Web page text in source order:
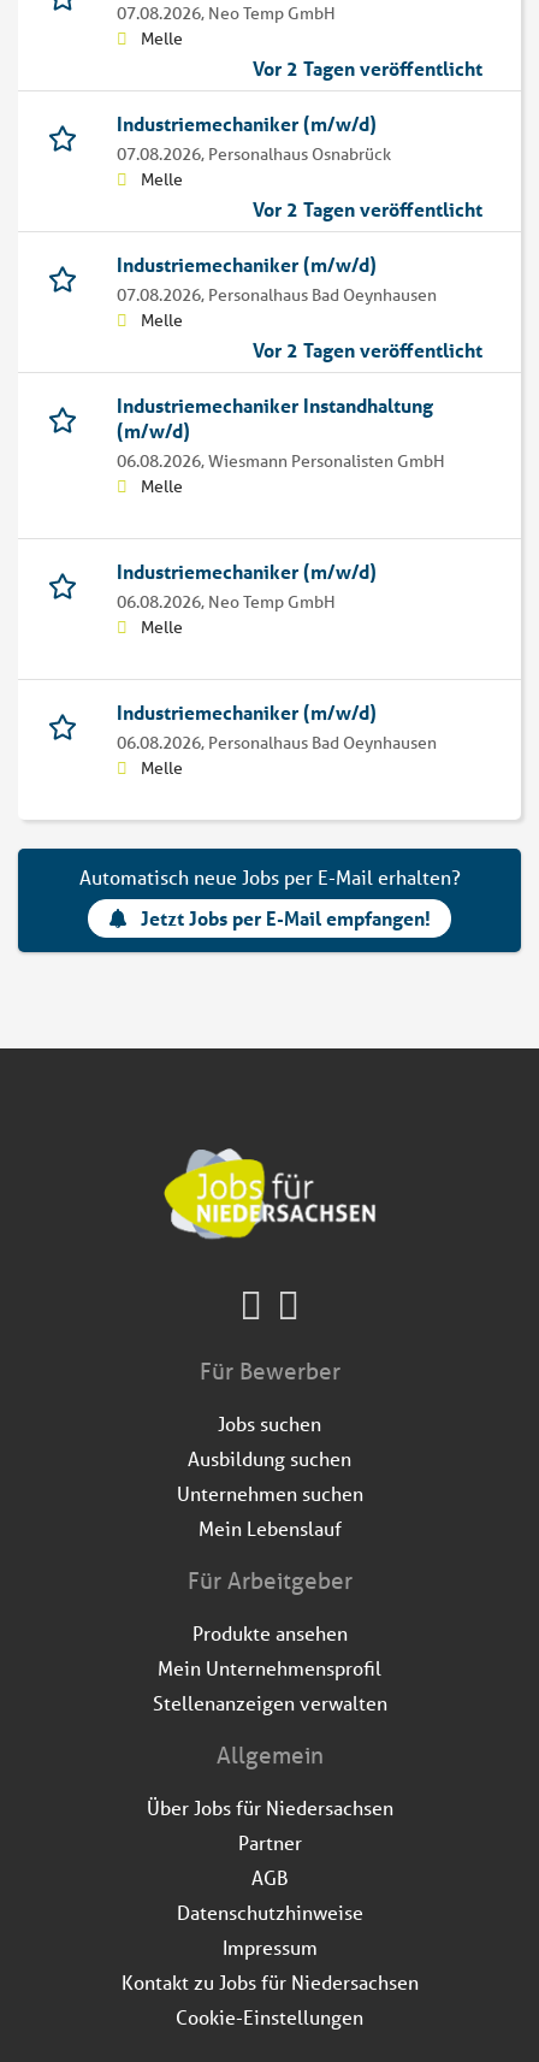
07.08.2026, Neo Temp GmbH
Melle
Vor 2 Tagen veröffentlicht
Industriemechaniker (m/w/d)
07.08.2026, Personalhaus Osnabrück
Melle
Vor 2 Tagen veröffentlicht
Industriemechaniker (m/w/d)
07.08.2026, Personalhaus Bad Oeynhausen
Melle
Vor 2 Tagen veröffentlicht
Industriemechaniker Instandhaltung
(m/w/d)
06.08.2026,Wiesmann Personalisten GmbH
Melle
Industriemechaniker (m/w/d)
06.08.2026, Neo Temp GmbH
Melle
Industriemechaniker (m/w/d)
06.08.2026, Personalhaus Bad Oeynhausen
Melle
Automatisch neue Jobs per E-Mail erhalten?
Jetzt Jobs per E-Mail empfangen!
Für Bewerber
Jobs suchen
Ausbildung suchen
Unternehmen suchen
Mein Lebenslauf
Für Arbeitgeber
Produkte ansehen
Mein Unternehmensprofil
Stellenanzeigen verwalten
Allgemein
Über Jobs für Niedersachsen
Partner
AGB
Datenschutzhinweise
Impressum
Kontakt zu Jobs für Niedersachsen
Cookie-Einstellungen